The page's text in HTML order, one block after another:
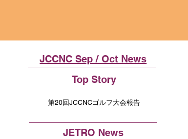
JCCNC Sep / Oct News
Top Story
JETRO News
第20回JCCNCゴルフ大会報告